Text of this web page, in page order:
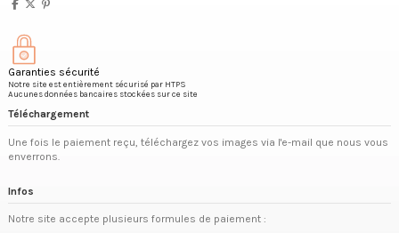
Garanties sécurité
Notre site est entièrement sécurisé par HTPS
Aucunes données bancaires stockées sur ce site
Téléchargement
Une fois le paiement reçu, téléchargez vos images via l'e-mail que nous vous
enverrons.
Infos
Notre site accepte plusieurs formules de paiement :